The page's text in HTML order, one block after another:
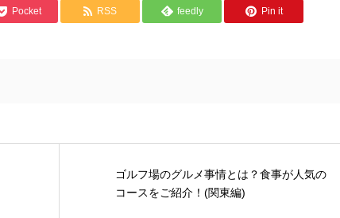
Pocket RSS feedly Pin it
ゴルフ場のグルメ事情とは？食事が人気の
コースをご紹介！(関東編)